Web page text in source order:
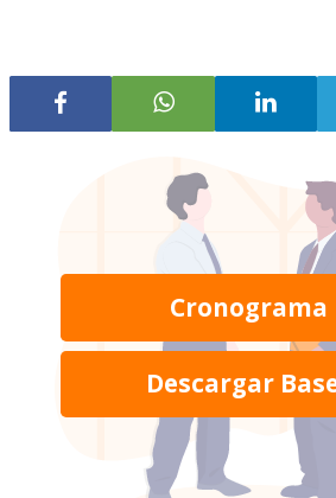
Cronograma
Descargar